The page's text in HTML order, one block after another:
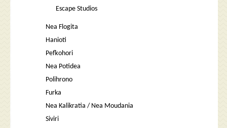
Escape Studios
Nea Flogita
Hanioti
Pefkohori
Nea Potidea
Polihrono
Furka
Nea Kalikratia / Nea Moudania
Siviri